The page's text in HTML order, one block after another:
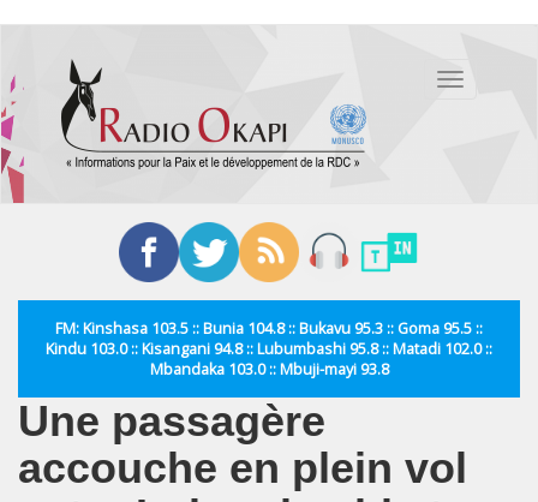
contenu
principal
Toggle
FM: Kinshasa 103.5 :: Bunia 104.8 :: Bukavu 95.3 :: Goma 95.5 ::
Kindu 103.0 :: Kisangani 94.8 :: Lubumbashi 95.8 :: Matadi 102.0 ::
Mbandaka 103.0 :: Mbuji-mayi 93.8
Une passagère
accouche en plein vol